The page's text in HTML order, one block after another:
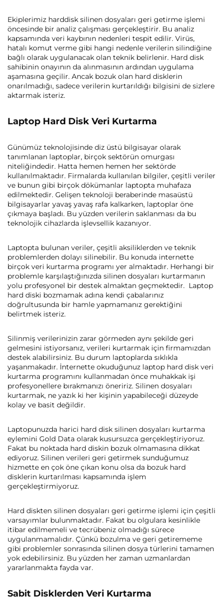
Ekiplerimiz harddisk silinen dosyaları geri getirme işlemi
öncesinde bir analiz çalışması gerçekleştirir. Bu analiz
kapsamında veri kaybının nedenleri tespit edilir. Virüs,
hatalı komut verme gibi hangi nedenle verilerin silindiğine
bağlı olarak uygulanacak olan teknik belirlenir. Hard disk
sahibinin onayının da alınmasının ardından uygulama
aşamasına geçilir. Ancak bozuk olan hard disklerin
onarılmadığı, sadece verilerin kurtarıldığı bilgisini de sizlere
aktarmak isteriz.
Laptop Hard Disk Veri Kurtarma
Günümüz teknolojisinde diz üstü bilgisayar olarak
tanımlanan laptoplar, birçok sektörün omurgası
niteliğindedir. Hatta hemen hemen her sektörde
kullanılmaktadır. Firmalarda kullanılan bilgiler, çeşitli veriler
ve bunun gibi birçok dökümanlar laptopta muhafaza
edilmektedir. Gelişen teknoloji beraberinde masaüstü
bilgisayarlar yavaş yavaş rafa kalkarken, laptoplar öne
çıkmaya başladı. Bu yüzden verilerin saklanması da bu
teknolojik cihazlarda işlevsellik kazanıyor.
Laptopta bulunan veriler, çeşitli aksiliklerden ve teknik
problemlerden dolayı silinebilir. Bu konuda internette
birçok veri kurtarma programı yer almaktadır. Herhangi bir
problemle karşılaştığınızda silinen dosyaları kurtarmanın
yolu profesyonel bir destek almaktan geçmektedir. Laptop
hard diski bozmamak adına kendi çabalarınız
doğrultusunda bir hamle yapmamanız gerektiğini
belirtmek isteriz.
Silinmiş verilerinizin zarar görmeden aynı şekilde geri
gelmesini istiyorsanız, verileri kurtarmak için firmamızdan
destek alabilirsiniz. Bu durum laptoplarda sıklıkla
yaşanmakadır. İnternette okuduğunuz laptop hard disk veri
kurtarma programını kullanmadan önce muhakkak işi
profesyonellere bırakmanızı öneririz. Silinen dosyaları
kurtarmak, ne yazık ki her kişinin yapabileceği düzeyde
kolay ve basit değildir.
Laptopunuzda harici hard disk silinen dosyaları kurtarma
eylemini Gold Data olarak kusursuzca gerçekleştiriyoruz.
Fakat bu noktada hard diskin bozuk olmamasına dikkat
ediyoruz. Silinen verileri geri getirmek sunduğumuz
hizmette en çok öne çıkan konu olsa da bozuk hard
disklerin kurtarılması kapsamında işlem
gerçekleştirmiyoruz.
Hard diskten silinen dosyaları geri getirme işlemi için çeşitli
varsayımlar bulunmaktadır. Fakat bu olgulara kesinlikle
itibar edilmemeli ve tecrübeniz olmadığı sürece
uygulanmamalıdır. Çünkü bozulma ve geri getirememe
gibi problemler sonrasında silinen dosya türlerini tamamen
yok edebilirsiniz. Bu yüzden her zaman uzmanlardan
yararlanmakta fayda var.
Sabit Disklerden Veri Kurtarma